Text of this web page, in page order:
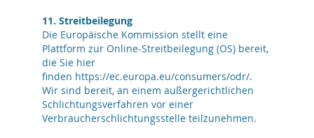
11. Streitbeilegung
Die Europäische Kommission stellt eine
Plattform zur Online-Streitbeilegung (OS) bereit,
die Sie hier
finden https://ec.europa.eu/consumers/odr/.
Wir sind bereit, an einem außergerichtlichen
Schlichtungsverfahren vor einer
Verbraucherschlichtungsstelle teilzunehmen.